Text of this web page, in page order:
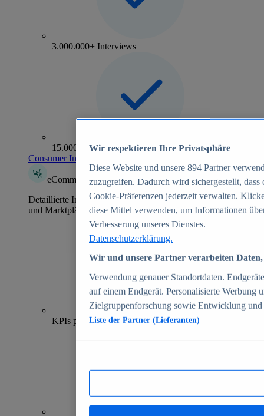
3.000.000+ Interviews
15.000+ Marken
Consumer Insights entdecken
eCommerce Insights
Detaillierte Informationen zu mehr als 39.000 Online-Shops
und Marktplätzen
70+
KPIs pro Shop
Wir respektieren Ihre Privatsphäre
Diese Website und unsere 894 Partner
zuzugreifen. Dadurch wird sichergestellt,
Cookie-Präferenzen jederzeit verwalten.
diese Mittel verwenden, um Informationen
Verbesserung unseres Dienstes.
Datenschutzerklärung.
Wir und unsere Partner verarbeiten
Verwendung genauer Standortdaten.
auf einem Endgerät. Personalisierte Werbung
Zielgruppenforschung sowie Entwicklung
Liste der Partner (Lieferanten)